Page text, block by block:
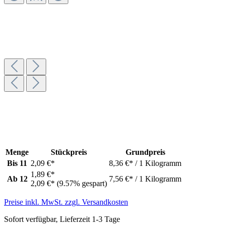
Menge Stückpreis
Grundpreis
Bis 11 2,09 €*
8,36 €* / 1 Kilogramm
Ab 12
1,89 €*
2,09 €* (9.57% gespart)
7,56 €* / 1 Kilogramm
Preise inkl. MwSt. zzgl. Versandkosten
Sofort verfügbar, Lieferzeit 1-3 Tage